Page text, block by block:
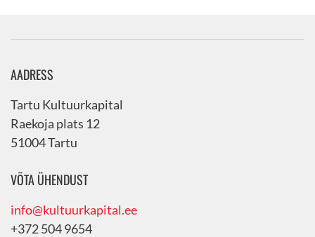
AADRESS
Tartu Kultuurkapital
Raekoja plats 12
51004 Tartu
VÕTA ÜHENDUST
info@kultuurkapital.ee
+372 504 9654